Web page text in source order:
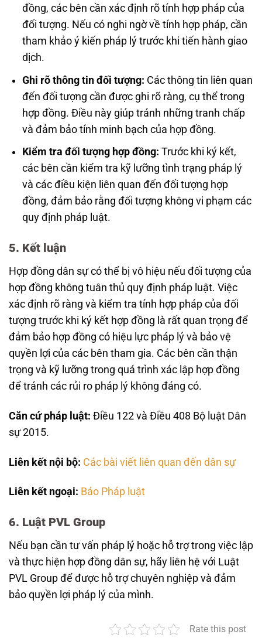
đồng, các bên cần xác định rõ tính hợp pháp của
đối tượng. Nếu có nghi ngờ về tính hợp pháp, cần
tham khảo ý kiến pháp lý trước khi tiến hành giao
dịch.
Ghi rõ thông tin đối tượng: Các thông tin liên quan
đến đối tượng cần được ghi rõ ràng, cụ thể trong
hợp đồng. Điều này giúp tránh những tranh chấp
và đảm bảo tính minh bạch của hợp đồng.
Kiểm tra đối tượng hợp đồng: Trước khi ký kết,
các bên cần kiểm tra kỹ lưỡng tình trạng pháp lý
và các điều kiện liên quan đến đối tượng hợp
đồng, đảm bảo rằng đối tượng không vi phạm các
quy định pháp luật.
5. Kết luận
Hợp đồng dân sự có thể bị vô hiệu nếu đối tượng của
hợp đồng không tuân thủ quy định pháp luật. Việc
xác định rõ ràng và kiểm tra tính hợp pháp của đối
tượng trước khi ký kết hợp đồng là rất quan trọng để
đảm bảo hợp đồng có hiệu lực pháp lý và bảo vệ
quyền lợi của các bên tham gia. Các bên cần thận
trọng và kỹ lưỡng trong quá trình xác lập hợp đồng
để tránh các rủi ro pháp lý không đáng có.
Căn cứ pháp luật: Điều 122 và Điều 408 Bộ luật Dân
sự 2015.
Liên kết nội bộ: Các bài viết liên quan đến dân sự
Liên kết ngoại: Báo Pháp luật
6. Luật PVL Group
Nếu bạn cần tư vấn pháp lý hoặc hỗ trợ trong việc lập
và thực hiện hợp đồng dân sự, hãy liên hệ với Luật
PVL Group để được hỗ trợ chuyên nghiệp và đảm
bảo quyền lợi pháp lý của mình.
Rate this post